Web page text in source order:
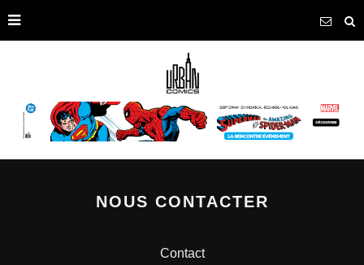
NOUS CONTACTER
Contact